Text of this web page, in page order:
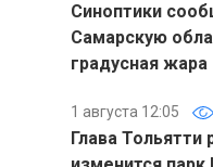
Синоптики
Самарскую
градусная жара
1 августа 12:05
Глава Тольятти